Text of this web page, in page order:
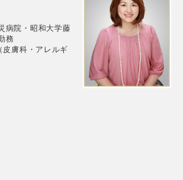
病院・昭和大学藤
務
膚科・アレルギ